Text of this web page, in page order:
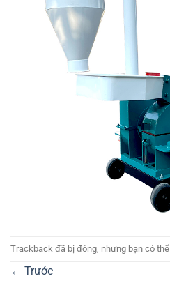
Trackback đã bị đóng, nhưng bạn có thể
← Trước